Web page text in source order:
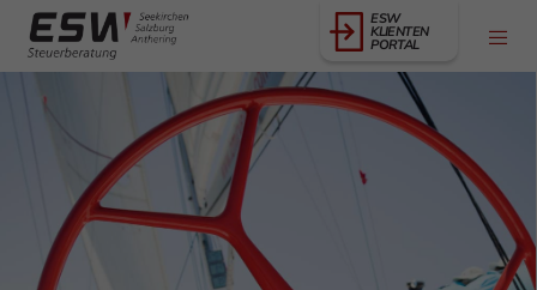
ESW
KLIENTEN
PORTAL